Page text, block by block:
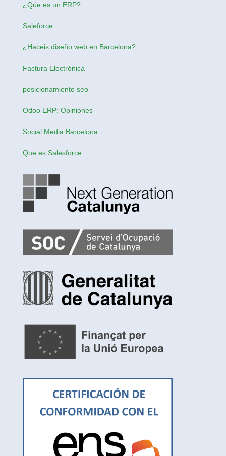
¿Qúe es un ERP?
Saleforce
¿Haceis diseño web en Barcelona?
Factura Electrónica
posicionamiento seo
Odoo ERP: Opiniones
Social Media Barcelona
Que es Salesforce